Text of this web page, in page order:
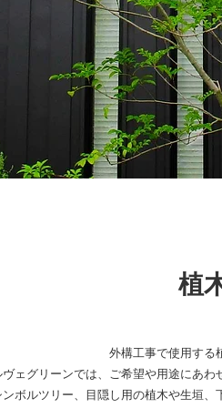
植
外構工事で使用する
ヴェグリーンでは、ご希望や用途にあ
ンボルツリー、目隠し用の植木や生垣